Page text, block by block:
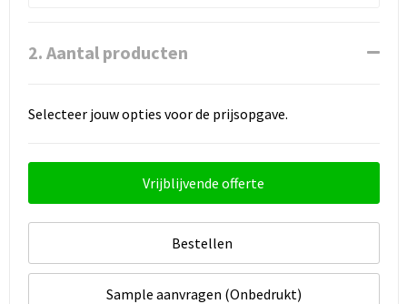
2. Aantal producten
Selecteer jouw opties voor de prijsopgave.
Vrijblijvende offerte
Bestellen
Sample aanvragen (Onbedrukt)